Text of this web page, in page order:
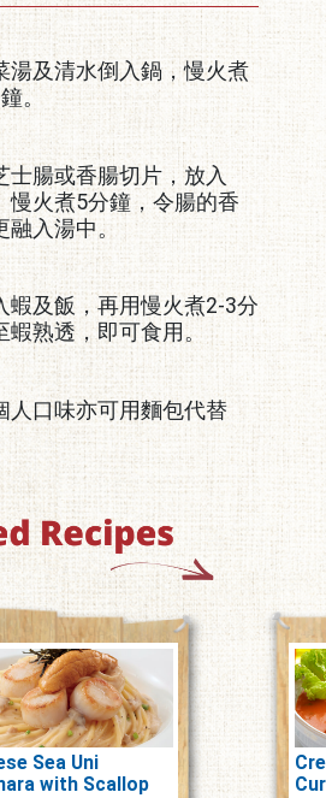
湯及清水倒入鍋，慢火煮
。
士腸或香腸切片，放入
慢火煮5分鐘，令腸的香
融入湯中。
蝦及飯，再用慢火煮2-3分
蝦熟透，即可食用。
人口味亦可用麵包代替
Sea Uni
with Scallop